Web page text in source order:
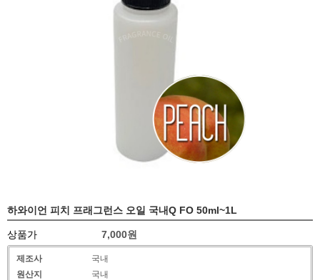
하와이언 피치 프래그런스 오일 국내Q FO 50ml~1L
상품가 7,000원
제조사
국내
원산지
국내